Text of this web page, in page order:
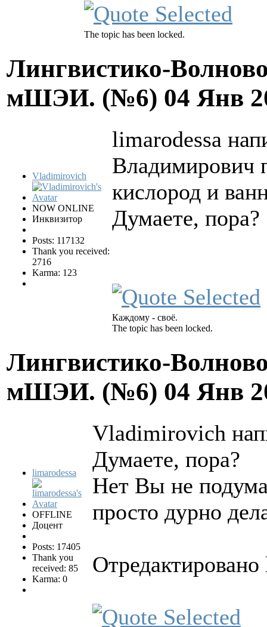
The topic has been locked.
Лингвистико-
мШЭИ. (№6) 04 Янв
Vladimirovich
NOW ONLINE
Инквизитор
Posts: 117132
Thank you received:
2716
Karma: 123
limarodessa
Владимирович
кислород и
Думаете, пора?
Каждому - своё.
The topic has been locked.
Лингвистико-
мШЭИ. (№6) 04 Янв
limarodessa
OFFLINE
Доцент
Posts: 17405
Thank you
received: 85
Karma: 0
Vladimirovich
Думаете, пора?
Нет Вы не
просто дурно